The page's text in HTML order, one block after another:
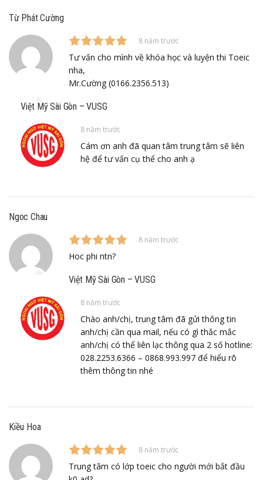
Từ Phát Cường
8 năm trước
Tư vấn cho mình về khóa học và luyện thi Toeic
nha,
Mr.Cường (0166.2356.513)
Việt Mỹ Sài Gòn – VUSG
8 năm trước
Cám ơn anh đã quan tâm trung tâm sẽ liên
hệ để tư vấn cụ thể cho anh ạ
Ngoc Chau
8 năm trước
Hoc phi ntn?
Việt Mỹ Sài Gòn – VUSG
8 năm trước
Chào anh/chị, trung tâm đã gửi thông tin
anh/chị cần qua mail, nếu có gì thắc mắc
anh/chị có thể liên lạc thông qua 2 số hotline:
028.2253.6366 – 0868.993.997 để hiểu rõ
thêm thông tin nhé
Kiều Hoa
8 năm trước
Trung tâm có lớp toeic cho người mới bắt đầu